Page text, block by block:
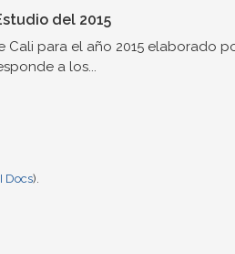
del 2015
para el año 2015 elaborado
a los...
Docs).